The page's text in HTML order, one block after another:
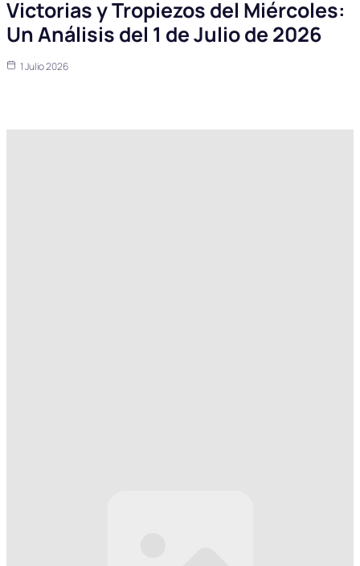
Victorias y Tropiezos del Miércoles:
Un Análisis del 1 de Julio de 2026
1 Julio 2026